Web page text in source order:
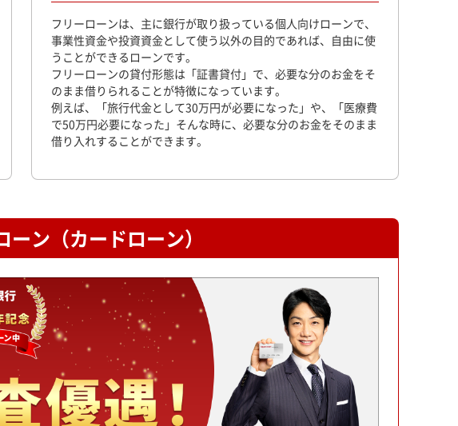
フリーローンは、主に銀行が取り扱っている個人向けローンで、
事業性資金や投資資金として使う以外の目的であれば、自由に使
うことができるローンです。
フリーローンの貸付形態は「証書貸付」で、必要な分のお金をそ
のまま借りられることが特徴になっています。
例えば、「旅行代金として30万円が必要になった」や、「医療費
で50万円必要になった」そんな時に、必要な分のお金をそのまま
借り入れすることができます。
ーン （カードローン）